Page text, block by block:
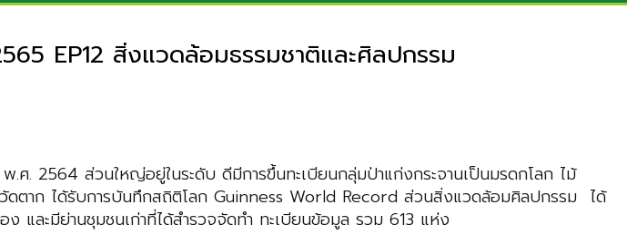
EP12 สิ่งแวดล้อมธรรมชาติและศิลปกรรม
ส่วนใหญ่อยู่ในระดับ ดีมีการขึ้นทะเบียนกลุ่มป่าแก่งกระจานเป็นมรดกโลก ไม้
ดตาก ได้รับการบันทึกสถิติโลก Guinness World Record ส่วนสิ่งแวดล้อมศิลปกรรม ได้
และมีย่านชุมชนเก่าที่ได้สำรวจจัดทำ ทะเบียนข้อมูล รวม 613 แห่ง